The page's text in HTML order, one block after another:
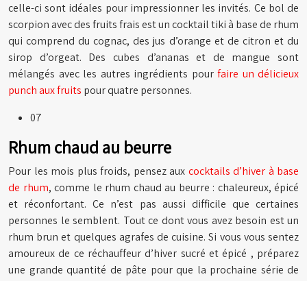
celle-ci sont idéales pour impressionner les invités. Ce bol de
scorpion avec des fruits frais est un cocktail tiki à base de rhum
qui comprend du cognac, des jus d’orange et de citron et du
sirop d’orgeat. Des cubes d’ananas et de mangue sont
mélangés avec les autres ingrédients pour faire un délicieux
punch aux fruits pour quatre personnes.
07
Rhum chaud au beurre
Pour les mois plus froids, pensez aux cocktails d’hiver à base
de rhum, comme le rhum chaud au beurre : chaleureux, épicé
et réconfortant. Ce n’est pas aussi difficile que certaines
personnes le semblent. Tout ce dont vous avez besoin est un
rhum brun et quelques agrafes de cuisine. Si vous vous sentez
amoureux de ce réchauffeur d’hiver sucré et épicé , préparez
une grande quantité de pâte pour que la prochaine série de